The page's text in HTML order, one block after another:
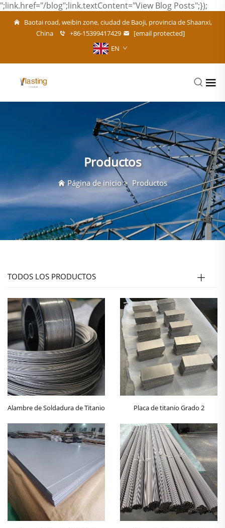
";link.href="/blog";link.textContent="View Blog Posts";});
Baotai road, weibin zone, ciudad de Baoji, provincia de Shaanxi,
China
+86-15399417429
[email protected]
EN
Productos
Página de inicio> Productos
TODOS LOS PRODUCTOS
Alambre de Soldadura de Titanio Placa de titanio Grado 2